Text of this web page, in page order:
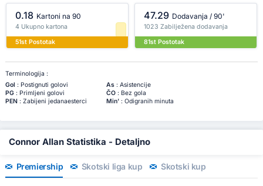
0.18 Kartoni na 90
4 Ukupno kartona
51st Postotak
47.29 Dodavanja / 90'
1023 Zabilježena dodavanja
81st Postotak
Terminologija :
Gol : Postignuti golovi As: Asistencije
PG: Primljeni golovi ČO: Bez gola
PEN: Zabijeni jedanaesterci Min': Odigranih minuta
Connor Allan Statistika - Detaljno
Premiership Škotski liga kup Škotski kup